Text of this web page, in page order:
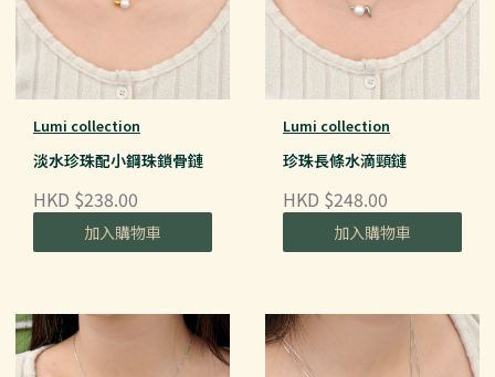
Lumi collection
淡水珍珠配小鋼珠鎖骨鏈
HKD $238.00
加入購物車
Lumi collection
珍珠長條水滴頸鏈
HKD $248.00
加入購物車